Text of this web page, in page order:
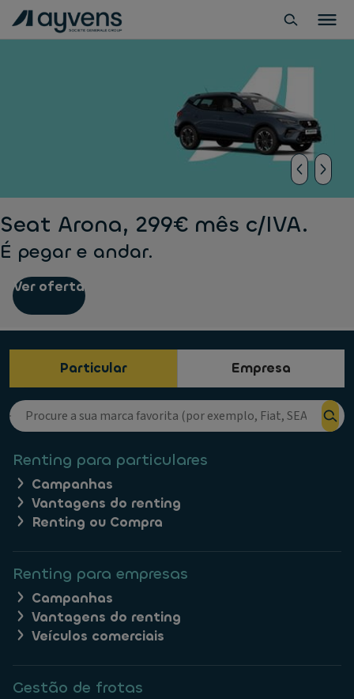
Seat Arona, 299€ mês c/IVA.
É pegar e andar.
Ver oferta
Particular Empresa
Renting para particulares
Campanhas
Vantagens do renting
Renting ou Compra
Renting para empresas
Campanhas
Vantagens do renting
Veículos comerciais
Gestão de frotas